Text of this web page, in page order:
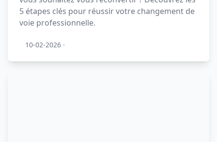
5 étapes clés pour réussir votre changement de
voie professionnelle.
10-02-2026 ·